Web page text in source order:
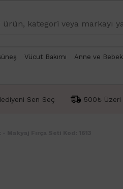
Vücut Bakımı Anne ve Bebek
Sen Seç 500₺ Üzeri